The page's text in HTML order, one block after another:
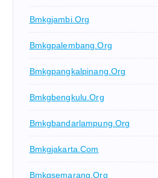
Bmkgjambi.org
Bmkgpalembang.org
Bmkgpangkalpinang.org
Bmkgbengkulu.org
Bmkgbandarlampung.org
Bmkgjakarta.com
Bmkgsemarang.org